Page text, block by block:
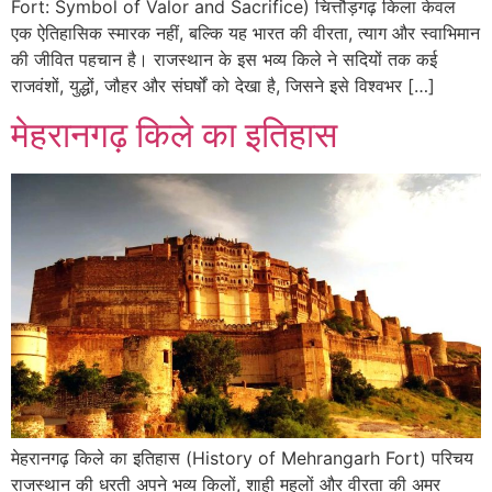
Fort: Symbol of Valor and Sacrifice) चित्तौड़गढ़ किला केवल
एक ऐतिहासिक स्मारक नहीं, बल्कि यह भारत की वीरता, त्याग और स्वाभिमान
की जीवित पहचान है। राजस्थान के इस भव्य किले ने सदियों तक कई
राजवंशों, युद्धों, जौहर और संघर्षों को देखा है, जिसने इसे विश्वभर […]
मेहरानगढ़ किले का इतिहास
मेहरानगढ़ किले का इतिहास (History of Mehrangarh Fort) परिचय
राजस्थान की धरती अपने भव्य किलों, शाही महलों और वीरता की अमर